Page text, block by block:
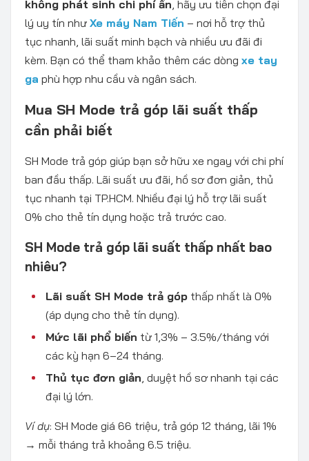
không phát sinh chi phí ẩn, hãy ưu tiên chọn đại
lý uy tín như Xe máy Nam Tiến – nơi hỗ trợ thủ
tục nhanh, lãi suất minh bạch và nhiều ưu đãi đi
kèm. Bạn có thể tham khảo thêm các dòng xe tay
ga phù hợp nhu cầu và ngân sách.
Mua SH Mode trả góp lãi suất thấp
cần phải biết
SH Mode trả góp giúp bạn sở hữu xe ngay với chi phí
ban đầu thấp. Lãi suất ưu đãi, hồ sơ đơn giản, thủ
tục nhanh tại TP.HCM. Nhiều đại lý hỗ trợ lãi suất
0% cho thẻ tín dụng hoặc trả trước cao.
SH Mode trả góp lãi suất thấp nhất bao
nhiêu?
Lãi suất SH Mode trả góp thấp nhất là 0%
(áp dụng cho thẻ tín dụng).
Mức lãi phổ biến từ 1,3% – 3.5%/tháng với
các kỳ hạn 6–24 tháng.
Thủ tục đơn giản, duyệt hồ sơ nhanh tại các
đại lý lớn.
Ví dụ: SH Mode giá 66 triệu, trả góp 12 tháng, lãi 1%
→ mỗi tháng trả khoảng 6.5 triệu.